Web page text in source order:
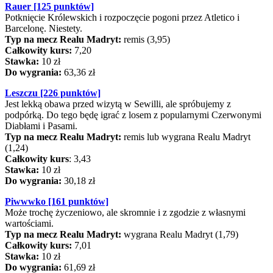
Rauer [125 punktów]
Potknięcie Królewskich i rozpoczęcie pogoni przez Atletico i
Barcelonę. Niestety.
Typ na mecz Realu Madryt: remis (3,95)
Całkowity kurs: 7,20
Stawka: 10 zł
Do wygrania: 63,36 zł
Leszczu [226 punktów]
Jest lekką obawa przed wizytą w Sewilli, ale spróbujemy z
podpórką. Do tego będę igrać z losem z popularnymi Czerwonymi
Diabłami i Pasami.
Typ na mecz Realu Madryt: remis lub wygrana Realu Madryt
(1,24)
Całkowity kurs: 3,43
Stawka: 10 zł
Do wygrania: 30,18 zł
Piwwwko [161 punktów]
Może trochę życzeniowo, ale skromnie i z zgodzie z własnymi
wartościami.
Typ na mecz Realu Madryt: wygrana Realu Madryt (1,79)
Całkowity kurs: 7,01
Stawka: 10 zł
Do wygrania: 61,69 zł